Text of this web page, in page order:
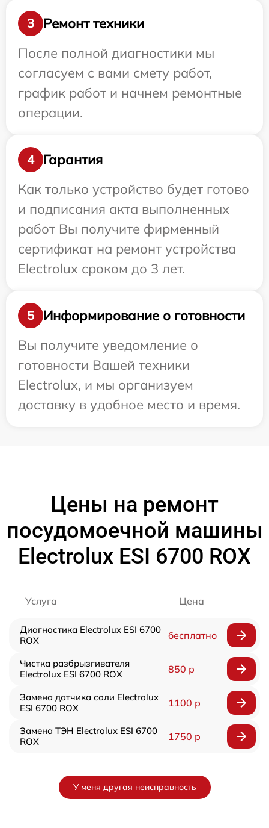
3
Ремонт техники
После полной диагностики мы
согласуем с вами смету работ,
график работ и начнем ремонтные
операции.
4
Гарантия
Как только устройство будет готово
и подписания акта выполненных
работ Вы получите фирменный
сертификат на ремонт устройства
Electrolux сроком до 3 лет.
5
Информирование о готовности
Вы получите уведомление о
готовности Вашей техники
Electrolux, и мы организуем
доставку в удобное место и время.
Цены на ремонт
посудомоечной машины
Electrolux ESI 6700 ROX
Услуга Цена
Диагностика Electrolux ESI 6700
ROX
бесплатно
Чистка разбрызгивателя
Electrolux ESI 6700 ROX
850 р
Замена датчика соли Electrolux
ESI 6700 ROX
1100 р
Замена ТЭН Electrolux ESI 6700
ROX
1750 р
У меня другая неисправность